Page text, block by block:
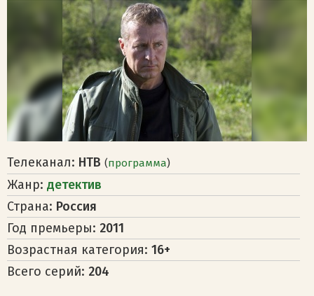
Телеканал: НТВ (программа)
Жанр: детектив
Страна: Россия
Год премьеры: 2011
Возрастная категория: 16+
Всего серий: 204